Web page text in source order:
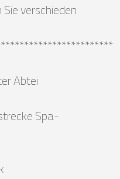
verschieden
Abtei
Spa-